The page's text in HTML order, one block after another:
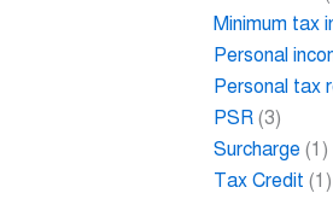
Minimum tax
Personal
Personal tax
PSR (3)
Surcharge (1)
Tax Credit (1)